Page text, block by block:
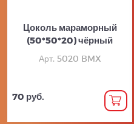
Цоколь мараморный
(50*50*20) чёрный
Арт. 5020 BMX
70 руб.